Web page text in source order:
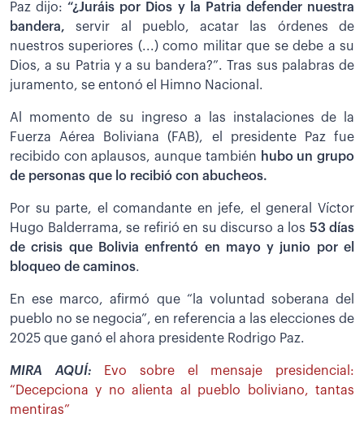
Paz dijo:“¿Juráis por Dios y la Patria defender nuestra
bandera, servir al pueblo, acatar las órdenes de
nuestros superiores (...) como militar que se debe a su
Dios, a su Patria y a su bandera?”. Tras sus palabras de
juramento, se entonó el Himno Nacional.
Al momento de su ingreso a las instalaciones de la
Fuerza Aérea Boliviana (FAB), el presidente Paz fue
recibido con aplausos, aunque también hubo un grupo
de personas que lo recibió con abucheos.
Por su parte, el comandante en jefe, el general Víctor
Hugo Balderrama, se refirió en su discurso a los 53 días
de crisis que Bolivia enfrentó en mayo y junio por el
bloqueo de caminos.
En ese marco, afirmó que “la voluntad soberana del
pueblo no se negocia”, en referencia a las elecciones de
2025 que ganó el ahora presidente Rodrigo Paz.
MIRA AQUÍ:
Evo sobre el mensaje presidencial:
“Decepciona y no alienta al pueblo boliviano, tantas
mentiras”